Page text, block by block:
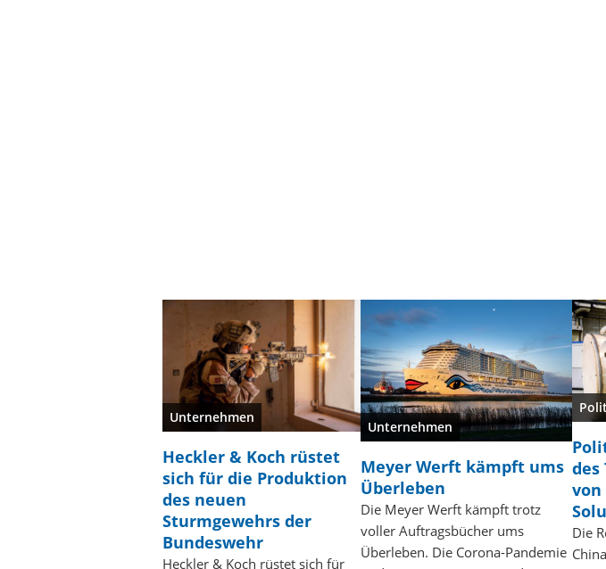
Unternehmen
Heckler & Koch rüstet
sich für die Produktion
des neuen
Sturmgewehrs der
Bundeswehr
Heckler & Koch rüstet sich für
Unternehmen
Meyer Werft kämpft ums
Überleben
Die Meyer Werft kämpft trotz
voller Auftragsbücher ums
Überleben. Die Corona-Pandemie
des
von
Die